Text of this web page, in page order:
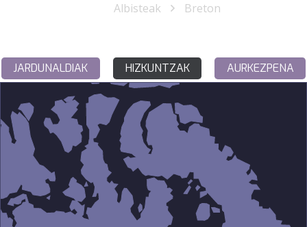
Albisteak
Breton
JARDUNALDIAK HIZKUNTZAK AURKEZPENA